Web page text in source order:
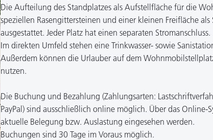
Die Aufteilung des Standplatzes als Aufstellfläche für die
speziellen Rasengittersteinen und einer kleinen Freifläche als
ausgestattet. Jeder Platz hat einen separaten Stromanschluss.
Im direkten Umfeld stehen eine Trinkwasser- sowie
Außerdem können die Urlauber auf dem
nutzen.
Die Buchung und Bezahlung (Zahlungsarten:
PayPal) sind ausschließlich online möglich. Über das Online-
aktuelle Belegung bzw. Auslastung eingesehen werden.
Buchungen sind 30 Tage im Voraus möglich.